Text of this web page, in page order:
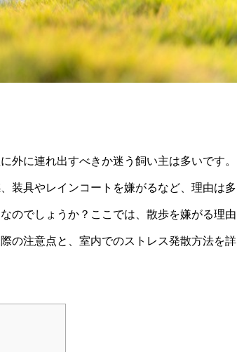
外に連れ出すべきか迷う飼い主は多いです。
装具やレインコートを嫌がるなど、理由は多
のでしょうか？ここでは、散歩を嫌がる理由
の注意点と、室内でのストレス発散方法を詳